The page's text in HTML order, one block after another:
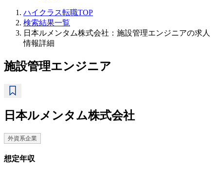
ハイクラス転職TOP
検索結果一覧
日本ルメンタム株式会社：施設管理エンジニアの求人
情報詳細
施設管理エンジニア
日本ルメンタム株式会社
外資系企業
想定年収